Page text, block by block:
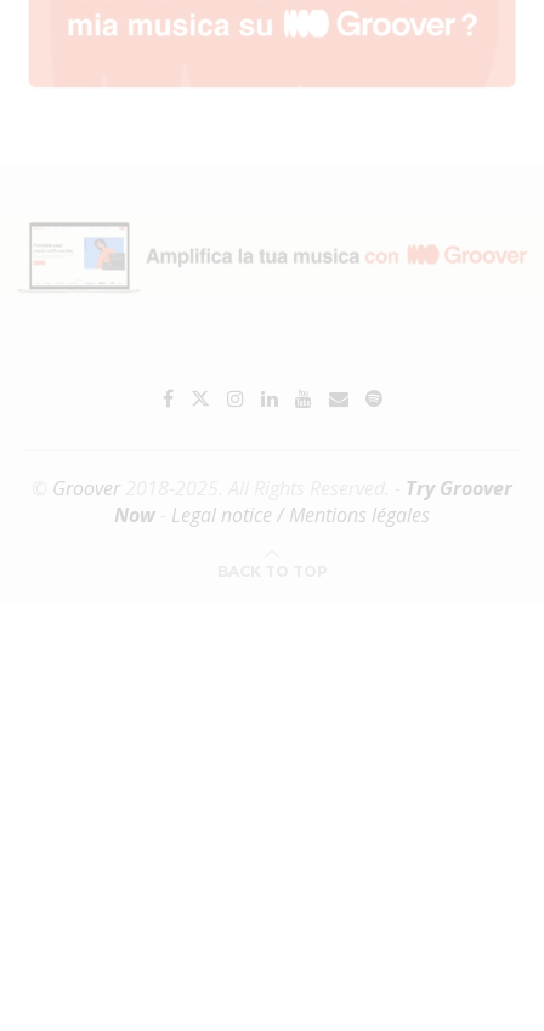
Groover2018-2025. All Rights Reserved. - Try Groover
Now
Legal notice / Mentions légales